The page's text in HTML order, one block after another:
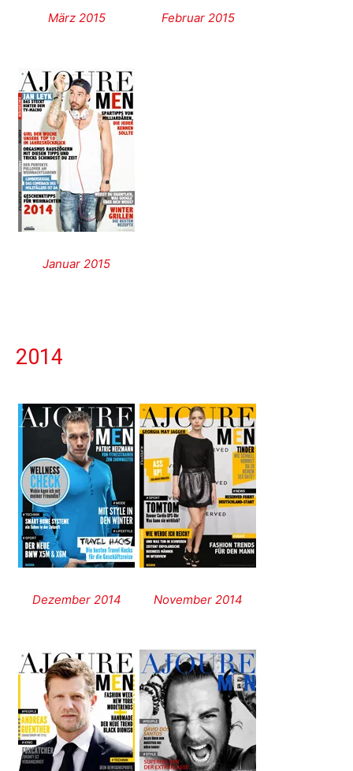
März 2015 Februar 2015
Januar 2015
2014
Dezember 2014 November 2014